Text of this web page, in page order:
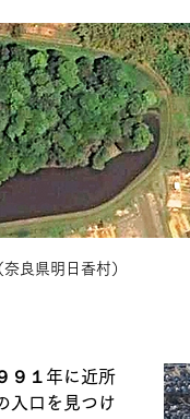
良県明日香村）
９１年に近所
入口を見つけ